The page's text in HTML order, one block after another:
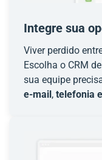
Integre sua
Viver perdido
Escolha o CRM
sua equipe
e-mail , telefonia